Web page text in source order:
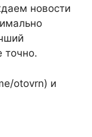
новости
точно.
otovrn) и